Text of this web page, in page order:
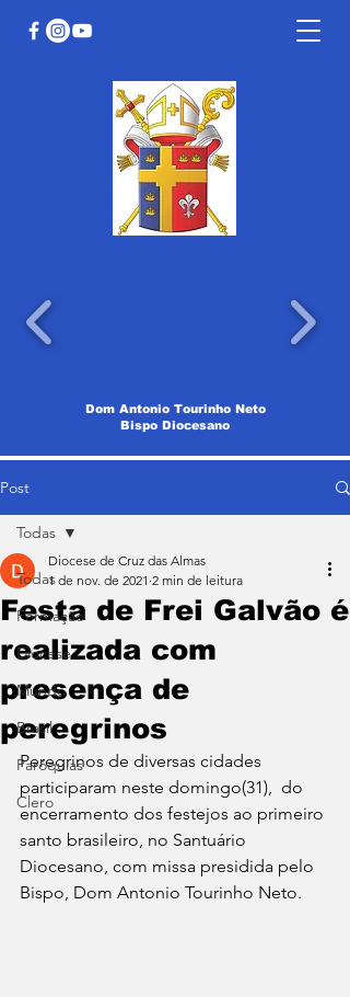
Dom Antonio Tourinho Neto
Bispo Diocesano
Post
Todas
Formação
Diocese
Mundo
Brasil
Paróquias
Clero
Todas
Festa de Frei Galvão é
realizada com
presença de
peregrinos
Diocese de Cruz das Almas
1 de nov. de 2021 2 min de leitura
Peregrinos de diversas cidades
participaram neste domingo(31),  do
encerramento dos festejos ao primeiro
santo brasileiro, no Santuário
Diocesano, com missa presidida pelo
Bispo, Dom Antonio Tourinho Neto.